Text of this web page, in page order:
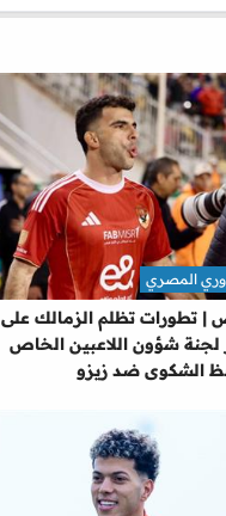
| تطورات تظلم الزمالك على
لجنة شؤون اللاعبين الخاص
الشكوى ضد زيزو
المصري